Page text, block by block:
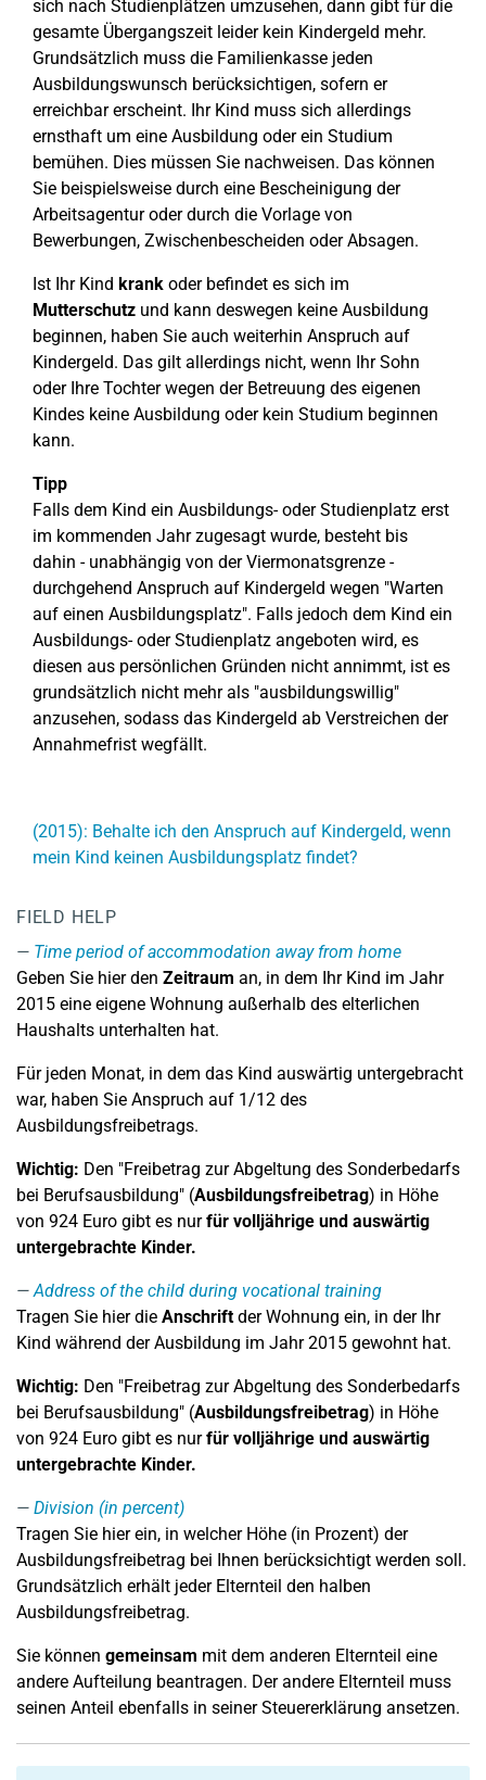
sich nach Studienplätzen umzusehen, dann gibt für die
gesamte Übergangszeit leider kein Kindergeld mehr.
Grundsätzlich muss die Familienkasse jeden
Ausbildungswunsch berücksichtigen, sofern er
erreichbar erscheint. Ihr Kind muss sich allerdings
ernsthaft um eine Ausbildung oder ein Studium
bemühen. Dies müssen Sie nachweisen. Das können
Sie beispielsweise durch eine Bescheinigung der
Arbeitsagentur oder durch die Vorlage von
Bewerbungen, Zwischenbescheiden oder Absagen.
Ist Ihr Kind krank oder befindet es sich im
Mutterschutz und kann deswegen keine Ausbildung
beginnen, haben Sie auch weiterhin Anspruch auf
Kindergeld. Das gilt allerdings nicht, wenn Ihr Sohn
oder Ihre Tochter wegen der Betreuung des eigenen
Kindes keine Ausbildung oder kein Studium beginnen
kann.
Tipp
Falls dem Kind ein Ausbildungs- oder Studienplatz erst
im kommenden Jahr zugesagt wurde, besteht bis
dahin - unabhängig von der Viermonatsgrenze -
durchgehend Anspruch auf Kindergeld wegen "Warten
auf einen Ausbildungsplatz". Falls jedoch dem Kind ein
Ausbildungs- oder Studienplatz angeboten wird, es
diesen aus persönlichen Gründen nicht annimmt, ist es
grundsätzlich nicht mehr als "ausbildungswillig"
anzusehen, sodass das Kindergeld ab Verstreichen der
Annahmefrist wegfällt.
(2015): Behalte ich den Anspruch auf Kindergeld, wenn
mein Kind keinen Ausbildungsplatz findet?
FIELD HELP
Time period of accommodation away from home
Geben Sie hier den Zeitraum an, in dem Ihr Kind im Jahr
2015 eine eigene Wohnung außerhalb des elterlichen
Haushalts unterhalten hat.
Für jeden Monat, in dem das Kind auswärtig untergebracht
war, haben Sie Anspruch auf 1/12 des
Ausbildungsfreibetrags.
Wichtig: Den "Freibetrag zur Abgeltung des Sonderbedarfs
bei Berufsausbildung" (Ausbildungsfreibetrag) in Höhe
von 924 Euro gibt es nurfür volljährige und auswärtig
untergebrachte Kinder.
Address of the child during vocational training
Tragen Sie hier die Anschriftder Wohnung ein, in der Ihr
Kind während der Ausbildung im Jahr 2015 gewohnt hat.
Wichtig: Den "Freibetrag zur Abgeltung des Sonderbedarfs
bei Berufsausbildung" (Ausbildungsfreibetrag) in Höhe
von 924 Euro gibt es nurfür volljährige und auswärtig
untergebrachte Kinder.
Division (in percent)
Tragen Sie hier ein, in welcher Höhe (in Prozent) der
Ausbildungsfreibetrag bei Ihnen berücksichtigt werden soll.
Grundsätzlich erhält jeder Elternteil den halben
Ausbildungsfreibetrag.
Sie können gemeinsam mit dem anderen Elternteil eine
andere Aufteilung beantragen. Der andere Elternteil muss
seinen Anteil ebenfalls in seiner Steuererklärung ansetzen.